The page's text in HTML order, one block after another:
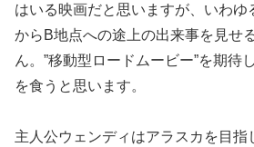
はいる映画だと思いますが、いわゆ
からB地点への途上の出来事を見せ
ん。”移動型ロードムービー”を期待
を食うと思います。
主人公ウェンディはアラスカを目指